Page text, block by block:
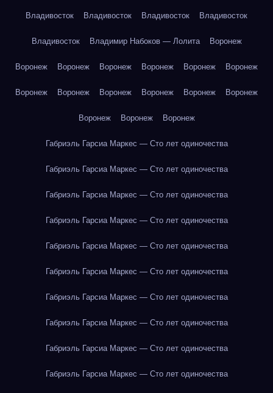
Владивосток Владивосток Владивосток Владивосток
Владивосток Владимир Набоков — Лолита Воронеж
Воронеж Воронеж Воронеж Воронеж Воронеж Воронеж
Воронеж Воронеж Воронеж Воронеж Воронеж Воронеж
Воронеж Воронеж Воронеж
Габриэль Гарсиа Маркес — Сто лет одиночества
Габриэль Гарсиа Маркес — Сто лет одиночества
Габриэль Гарсиа Маркес — Сто лет одиночества
Габриэль Гарсиа Маркес — Сто лет одиночества
Габриэль Гарсиа Маркес — Сто лет одиночества
Габриэль Гарсиа Маркес — Сто лет одиночества
Габриэль Гарсиа Маркес — Сто лет одиночества
Габриэль Гарсиа Маркес — Сто лет одиночества
Габриэль Гарсиа Маркес — Сто лет одиночества
Габриэль Гарсиа Маркес — Сто лет одиночества